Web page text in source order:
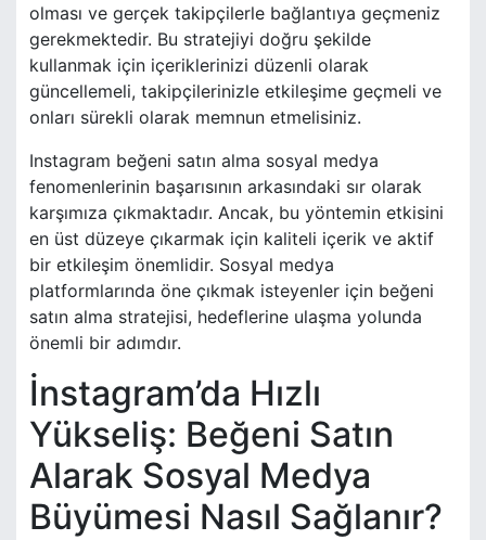
olması ve gerçek takipçilerle bağlantıya geçmeniz
gerekmektedir. Bu stratejiyi doğru şekilde
kullanmak için içeriklerinizi düzenli olarak
güncellemeli, takipçilerinizle etkileşime geçmeli ve
onları sürekli olarak memnun etmelisiniz.
Instagram beğeni satın alma sosyal medya
fenomenlerinin başarısının arkasındaki sır olarak
karşımıza çıkmaktadır. Ancak, bu yöntemin etkisini
en üst düzeye çıkarmak için kaliteli içerik ve aktif
bir etkileşim önemlidir. Sosyal medya
platformlarında öne çıkmak isteyenler için beğeni
satın alma stratejisi, hedeflerine ulaşma yolunda
önemli bir adımdır.
İnstagram’da Hızlı
Yükseliş: Beğeni Satın
Alarak Sosyal Medya
Büyümesi Nasıl Sağlanır?